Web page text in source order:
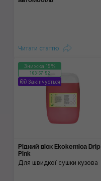
Читати статтю
Знижка 15%
163:57:52
Закінчується
Рідкий віск Ekokemica Drip
Pink
Для швидкої сушки кузова